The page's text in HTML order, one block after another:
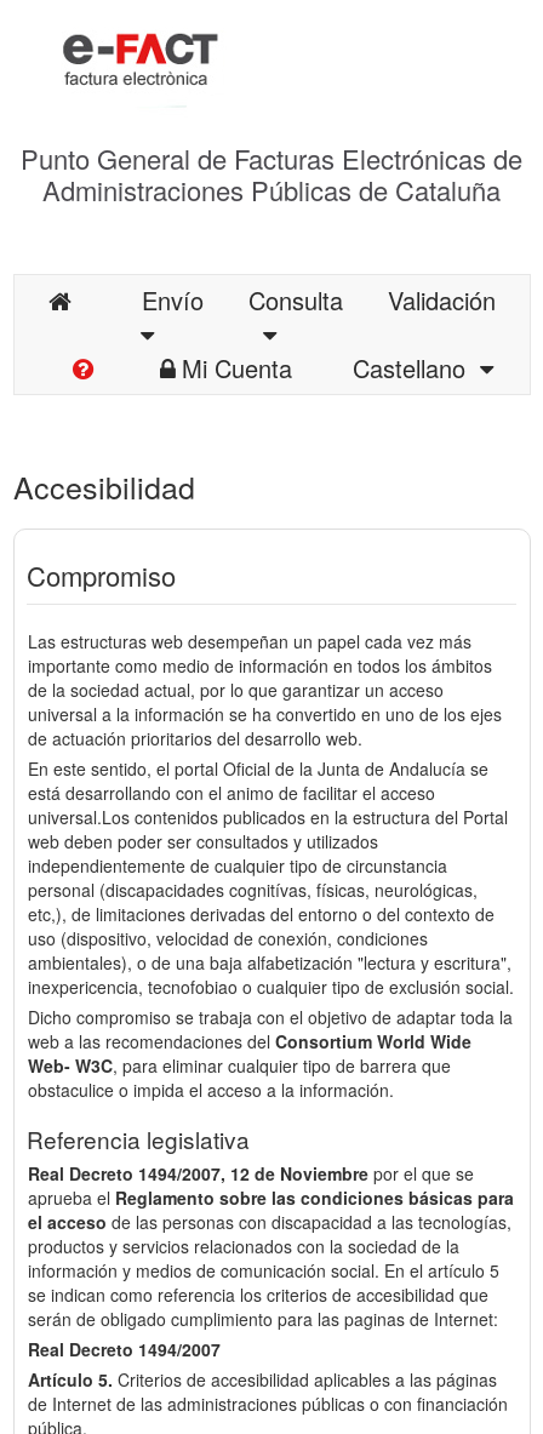
Punto General de Facturas Electrónicas de
Administraciones Públicas de Cataluña
Envío Consulta
Validación
Mi Cuenta
Castellano
Accesibilidad
Compromiso
Las estructuras web desempeñan un papel cada vez más
importante como medio de información en todos los ámbitos
de la sociedad actual, por lo que garantizar un acceso
universal a la información se ha convertido en uno de los ejes
de actuación prioritarios del desarrollo web.
En este sentido, el portal Oficial de la Junta de Andalucía se
está desarrollando con el animo de facilitar el acceso
universal.Los contenidos publicados en la estructura del Portal
web deben poder ser consultados y utilizados
independientemente de cualquier tipo de circunstancia
personal (discapacidades cognitívas, físicas, neurológicas,
etc,), de limitaciones derivadas del entorno o del contexto de
uso (dispositivo, velocidad de conexión, condiciones
ambientales), o de una baja alfabetización "lectura y escritura",
inexpericencia, tecnofobiao o cualquier tipo de exclusión social.
Dicho compromiso se trabaja con el objetivo de adaptar toda la
web a las recomendaciones del Consortium World Wide
Web- W3C, para eliminar cualquier tipo de barrera que
obstaculice o impida el acceso a la información.
Referencia legislativa
Real Decreto 1494/2007, 12 de Noviembre por el que se
aprueba el Reglamento sobre las condiciones básicas para
el acceso de las personas con discapacidad a las tecnologías,
productos y servicios relacionados con la sociedad de la
información y medios de comunicación social. En el artículo 5
se indican como referencia los criterios de accesibilidad que
serán de obligado cumplimiento para las paginas de Internet:
Real Decreto 1494/2007
Artículo 5. Criterios de accesibilidad aplicables a las páginas
de Internet de las administraciones públicas o con financiación
pública.